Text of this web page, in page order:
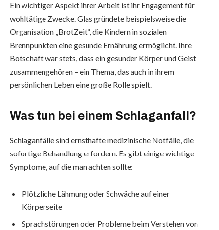
Ein wichtiger Aspekt ihrer Arbeit ist ihr Engagement für
wohltätige Zwecke. Glas gründete beispielsweise die
Organisation „BrotZeit“, die Kindern in sozialen
Brennpunkten eine gesunde Ernährung ermöglicht. Ihre
Botschaft war stets, dass ein gesunder Körper und Geist
zusammengehören – ein Thema, das auch in ihrem
persönlichen Leben eine große Rolle spielt.
Was tun bei einem Schlaganfall?
Schlaganfälle sind ernsthafte medizinische Notfälle, die
sofortige Behandlung erfordern. Es gibt einige wichtige
Symptome, auf die man achten sollte:
Plötzliche Lähmung oder Schwäche auf einer
Körperseite
Sprachstörungen oder Probleme beim Verstehen von